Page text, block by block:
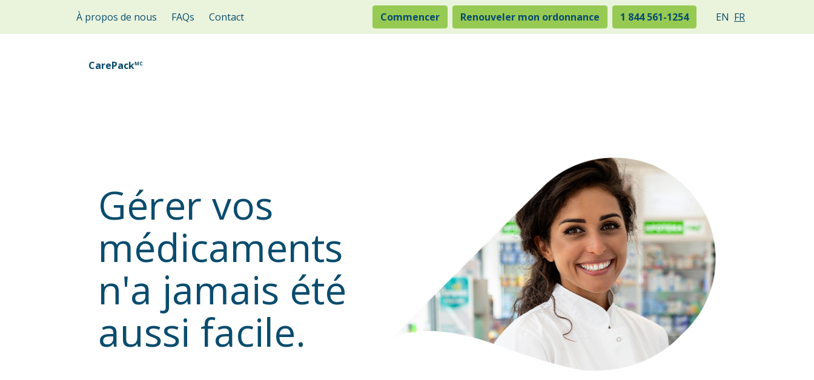
Aller au contenu principal
À propos de nous FAQs Contact Commencer Renouveler mon ordonnance 1 844 561-1254 EN FR
CarePack
Gérer vos
médicaments
n'a jamais été
aussi facile.